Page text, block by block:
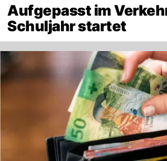
Aufgepasst im
Schuljahr startet